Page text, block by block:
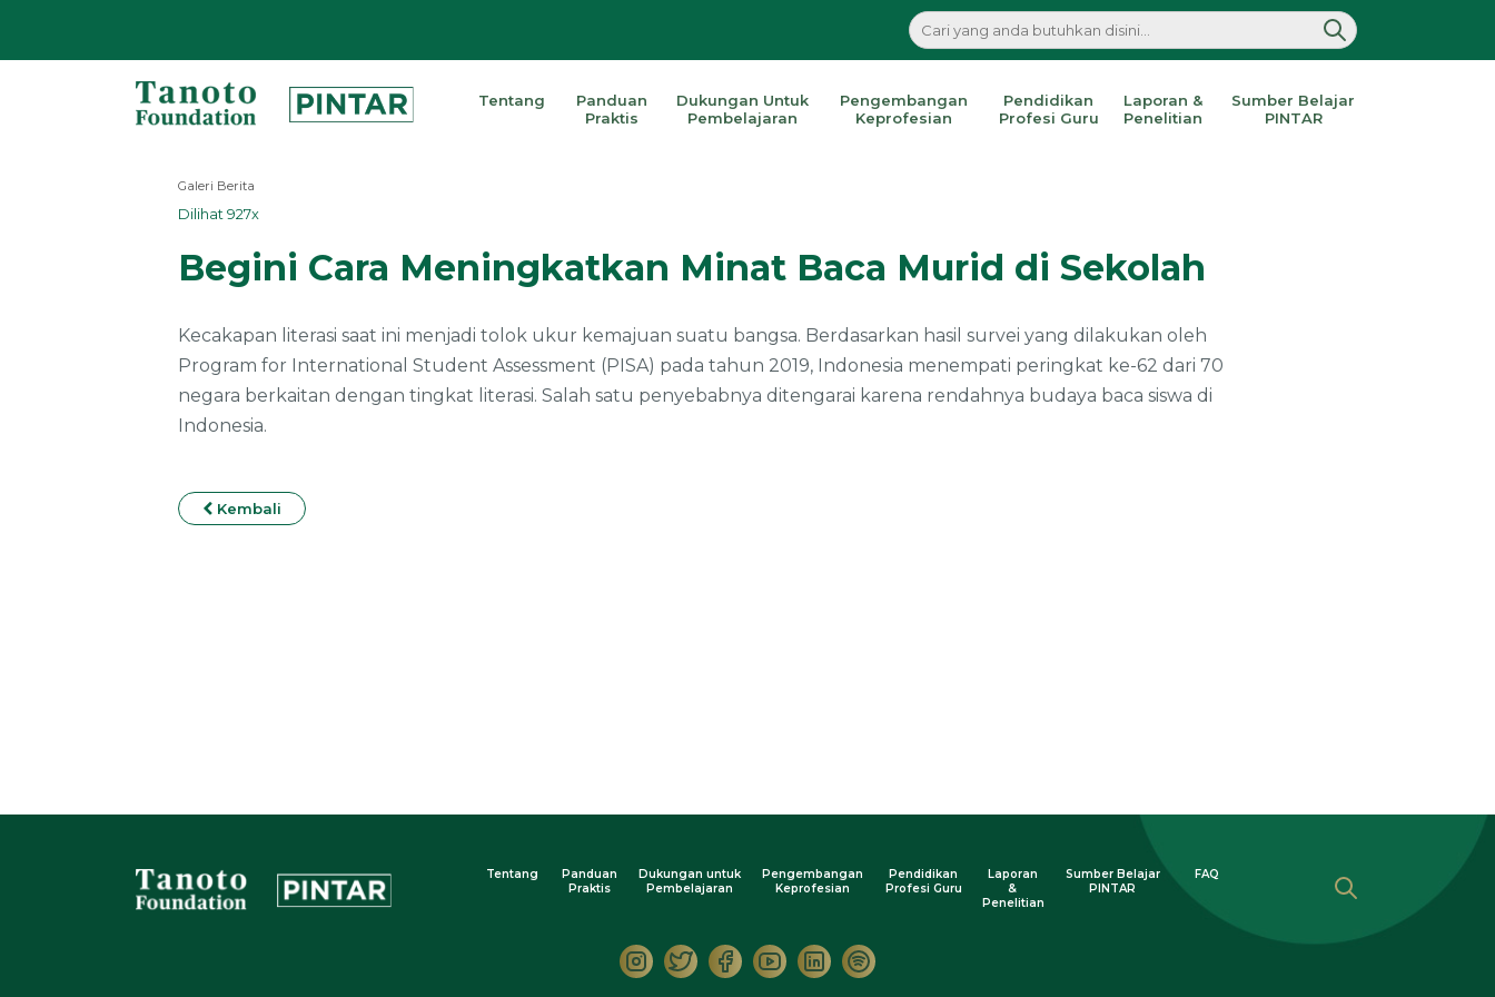
Tanoto
Tentang
Panduan
Praktis
Dukungan Untuk
Pembelajaran
Pengembangan
Keprofesian
Pendidikan
Profesi Guru
Laporan &
Penelitian
Sumber Belajar
PINTAR
Galeri Berita
Dilihat 927x
Begini Cara Meningkatkan Minat Baca Murid di Sekolah
Kecakapan literasi saat ini menjadi tolok ukur kemajuan suatu bangsa. Berdasarkan hasil survei yang dilakukan oleh
Program for International Student Assessment (PISA) pada tahun 2019, Indonesia menempati peringkat ke-62 dari 70
negara berkaitan dengan tingkat literasi. Salah satu penyebabnya ditengarai karena rendahnya budaya baca siswa di
Indonesia.
Kembali
Tentang
Panduan
Praktis
Dukungan untuk
Pembelajaran
Pengembangan
Keprofesian
Pendidikan
Profesi Guru
Laporan
&
Penelitian
Sumber Belajar
PINTAR
FAQ